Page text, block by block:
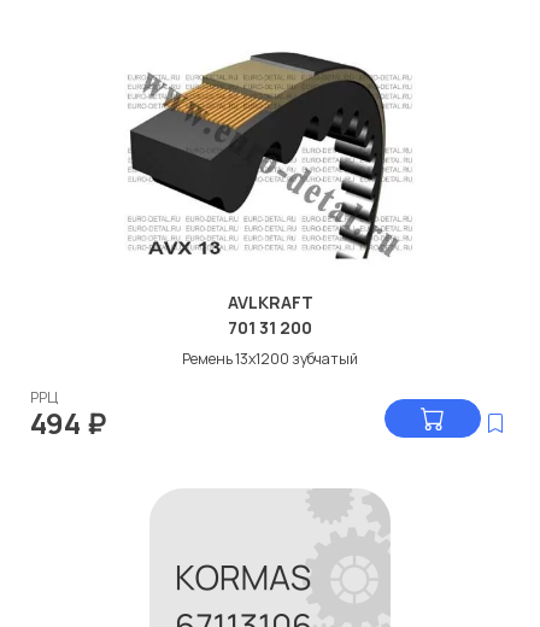
AVLKRAFT
701 31 200
Ремень 13x1200 зубчатый
РРЦ
494 ₽